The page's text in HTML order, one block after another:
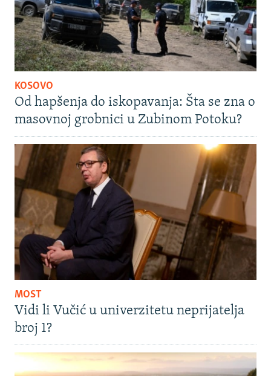
KOSOVO
Od hapšenja do iskopavanja: Šta se zna o
masovnoj grobnici u Zubinom Potoku?
MOST
Vidi li Vučić u univerzitetu neprijatelja
broj 1?